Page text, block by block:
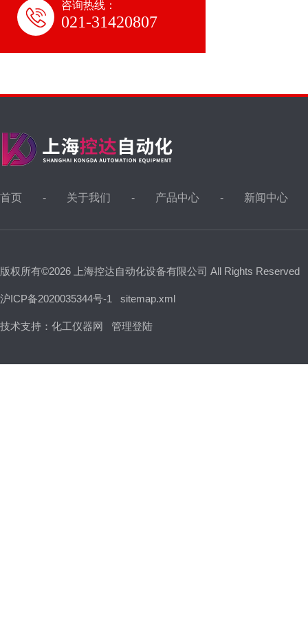
咨询热线：
021-31420807
首页 关于我们 产品中心 新闻中心
版权所有©2026 上海控达自动化设备有限公司 All Rights Reserved
沪ICP备2020035344号-1 sitemap.xml
技术支持： 化工仪器网 管理登陆